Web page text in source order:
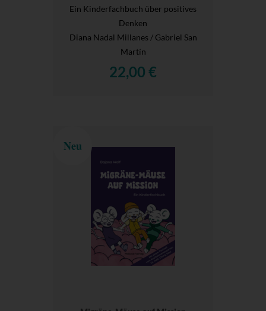
Ein Kinderfachbuch über positives
Denken
Diana Nadal Millanes / Gabriel San
Martín
22,00 €
Neu